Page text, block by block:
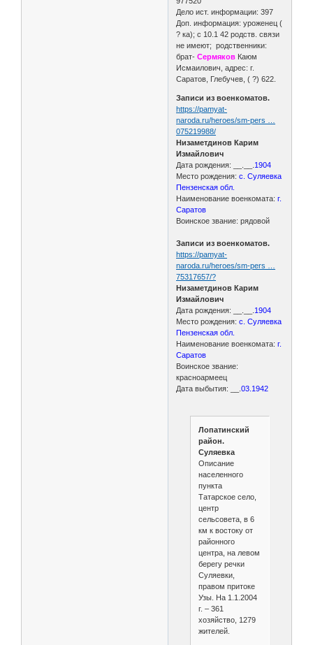
Дело ист. информации: 397
Доп. информация: уроженец (
? ка); с 10.1 42 родств. связи
не имеют; родственники:
брат-Сермяков Каюм
Исмаилович, адрес: г.
Саратов, Глебучев, ( ?) 622.
Записи из военкоматов.
https://pamyat-
naroda.ru/heroes/sm-pers …
075219988/
Низаметдинов Карим
Измайлович
Дата рождения: __.__. 1904
Место рождения: с. Суляевка
Пензенская обл.
Наименование военкомата: г.
Саратов
Воинское звание: рядовой
Записи из военкоматов.
https://pamyat-
naroda.ru/heroes/sm-pers …
75317657/?
Низаметдинов Карим
Измайлович
Дата рождения: __.__. 1904
Место рождения:с. Суляевка
Пензенская обл.
Наименование военкомата: г.
Саратов
Воинское звание:
красноармеец
Дата выбытия: __.03.1942
Лопатинский
район.
Суляевка
Описание
населенного
пункта
Татарское село,
центр
сельсовета, в 6
км к востоку от
районного
центра, на левом
берегу речки
Суляевки,
правом притоке
Узы. На 1.1.2004
г. – 361
хозяйство, 1279
жителей.